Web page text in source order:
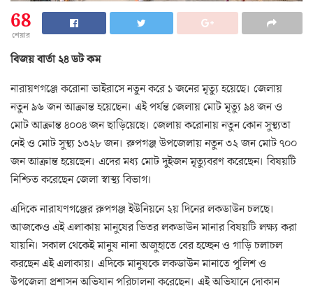
68
শেয়ার
বিজয় বার্তা ২৪ ডট কম
নারায়ণগঞ্জে করোনা ভাইরাসে নতুন করে ১ জনের মৃত্যু হয়েছে। জেলায়
নতুন ৯৬ জন আক্রান্ত হয়েছেন। এই পর্যন্ত জেলায় মোট মৃত্যু ৯৪ জন ও
মোট আক্রান্ত ৪০০৪ জন ছাড়িয়েছে। জেলায় করোনায় নতুন কোন সুস্থ্যতা
নেই ও মোট সুস্থ্য ১৩২৮ জন। রুপগঞ্জ উপজেলায় নতুন ৩২ জন মোট ৭০০
জন আক্রান্ত হয়েছেন। এদের মধ্য মোট দুইজন মৃত্যুবরণ করেছেন। বিষয়টি
নিশ্চিত করেছেন জেলা স্বাস্থ্য বিভাগ।
এদিকে নারাযণগঞ্জের রুপগঞ্জ ইউনিয়নে ২য় দিনের লকডাউন চলছে।
আজকেও এই এলাকায় মানুষের ভিতর লকডাউন মানার বিষয়টি লক্ষ্য করা
যায়নি। সকাল থেকেই মানুষ নানা অজুহাতে বের হচ্ছেন ও গাড়ি চলাচল
করছেন এই এলাকায়। এদিকে মানুষকে লকডাউন মানাতে পুলিশ ও
উপজেলা প্রশাসন অভিযান পরিচালনা করেছেন। এই অভিযানে দোকান